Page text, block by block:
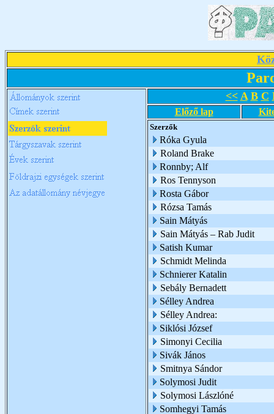
<< A B C
Előző lap
Szerzők
Róka Gyula
Roland Brake
Ronnby; Alf
Ros Tennyson
Rosta Gábor
Rózsa Tamás
Sain Mátyás
Sain Mátyás – Rab Judit
Satish Kumar
Schmidt Melinda
Schnierer Katalin
Sebály Bernadett
Sélley Andrea
Sélley Andrea:
Siklósi József
Simonyi Cecilia
Sivák János
Smitnya Sándor
Solymosi Judit
Solymosi Lászlóné
Somhegyi Tamás